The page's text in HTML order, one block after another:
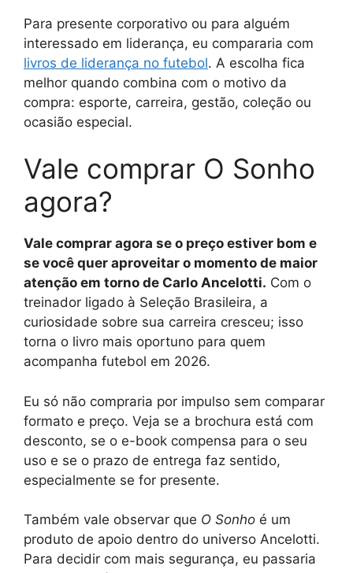
Para presente corporativo ou para alguém
interessado em liderança, eu compararia com
livros de liderança no futebol. A escolha fica
melhor quando combina com o motivo da
compra: esporte, carreira, gestão, coleção ou
ocasião especial.
Vale comprar O Sonho
agora?
Vale comprar agora se o preço estiver bom e
se você quer aproveitar o momento de maior
atenção em torno de Carlo Ancelotti. Com o
treinador ligado à Seleção Brasileira, a
curiosidade sobre sua carreira cresceu; isso
torna o livro mais oportuno para quem
acompanha futebol em 2026.
Eu só não compraria por impulso sem comparar
formato e preço. Veja se a brochura está com
desconto, se o e-book compensa para o seu
uso e se o prazo de entrega faz sentido,
especialmente se for presente.
Também vale observar que O Sonho é um
produto de apoio dentro do universo Ancelotti.
Para decidir com mais segurança, eu passaria